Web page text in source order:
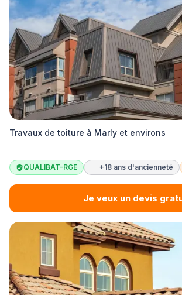
Travaux de toiture à Marly et environs
QUALIBAT-RGE +18 ans d'ancienneté
Je veux un devis